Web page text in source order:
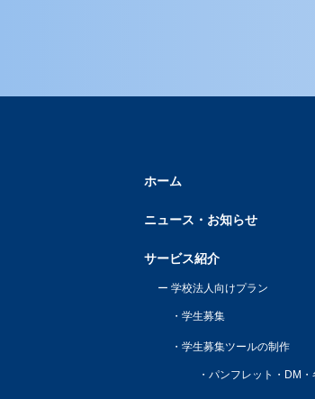
ホーム
ニュース・お知らせ
サービス紹介
学校法人向けプラン
学生募集
学生募集ツールの制作
パンフレット・DM